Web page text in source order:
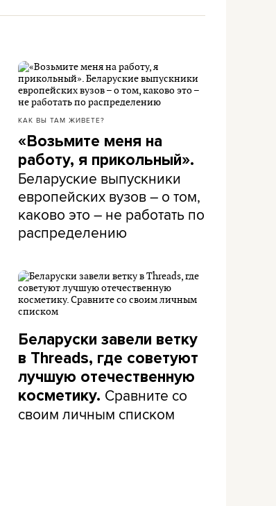
КАК ВЫ ТАМ ЖИВЕТЕ?
«Возьмите меня на
работу, я прикольный».
Беларуские выпускники
европейских вузов – о том,
каково это – не работать по
распределению
Беларуски завели ветку
в Threads, где советуют
лучшую отечественную
косметику. Сравните со
своим личным списком